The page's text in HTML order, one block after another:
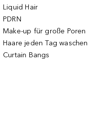
Liquid Hair
PDRN
Make-up für große Poren
Haare jeden Tag waschen
Curtain Bangs